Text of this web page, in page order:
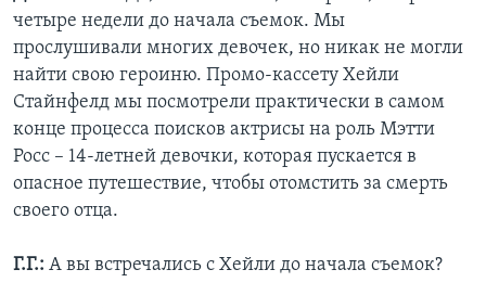
четыре недели до начала съемок. Мы
прослушивали многих девочек, но никак не могли
найти свою героиню. Промо-кассету Хейли
Стайнфелд мы посмотрели практически в самом
конце процесса поисков актрисы на роль Мэтти
Росс – 14-летней девочки, которая пускается в
опасное путешествие, чтобы отомстить за смерть
своего отца.
Г.Г.: А вы встречались с Хейли до начала съемок?